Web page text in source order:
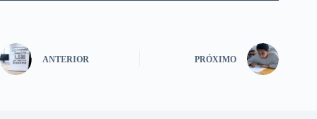
ANTERIOR PRÓXIMO